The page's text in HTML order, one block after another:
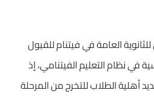
العامة في فيتنام للقبول
في نظام التعليم الفيتنامي، إذ
أهلية الطلاب للتخرج من المرحلة